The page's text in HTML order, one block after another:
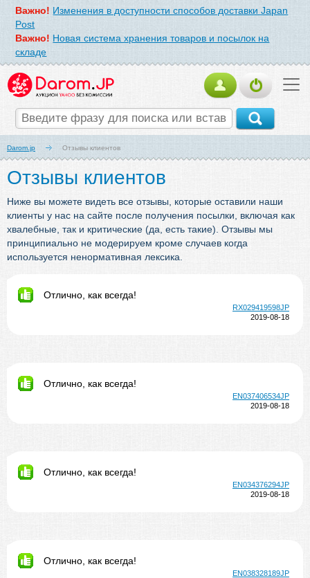
Важно! Изменения в доступности способов доставки Japan
Post
Важно! Новая система хранения товаров и посылок на
складе
Darom.jp Отзывы клиентов
Отзывы клиентов
Ниже вы можете видеть все отзывы, которые оставили наши
клиенты у нас на сайте после получения посылки, включая как
хвалебные, так и критические (да, есть такие). Отзывы мы
принципиально не модерируем кроме случаев когда
используется ненормативная лексика.
Отлично, как всегда!
RX029419598JP
2019-08-18
Отлично, как всегда!
EN037406534JP
2019-08-18
Отлично, как всегда!
EN034376294JP
2019-08-18
Отлично, как всегда!
EN038328189JP